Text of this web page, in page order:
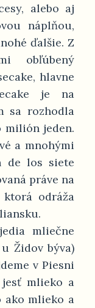
alebo aj
náplňou,
ďalšie. Z
obľúbený
hlavne
je na
sa rozhodla
milión jeden.
a mnohými
de los siete
práve na
ktorá odráža
mliečne
Židov býva)
v Piesni
jesť mlieko a
ako mlieko a